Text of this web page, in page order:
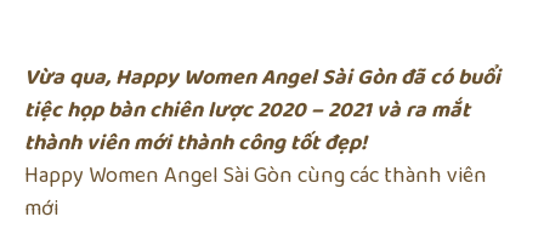
Vừa qua, Happy Women Angel Sài Gòn đã có buổi
tiệc họp bàn chiên lược 2020 – 2021 và ra mắt
thành viên mới thành công tốt đẹp!
Happy Women Angel Sài Gòn cùng các thành viên
mới